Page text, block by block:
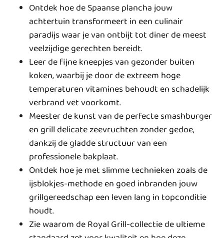
Ontdek hoe de Spaanse plancha jouw
achtertuin transformeert in een culinair
paradijs waar je van ontbijt tot diner de meest
veelzijdige gerechten bereidt.
Leer de fijne kneepjes van gezonder buiten
koken, waarbij je door de extreem hoge
temperaturen vitamines behoudt en schadelijk
verbrand vet voorkomt.
Meester de kunst van de perfecte smashburger
en grill delicate zeevruchten zonder gedoe,
dankzij de gladde structuur van een
professionele bakplaat.
Ontdek hoe je met slimme technieken zoals de
ijsblokjes-methode en goed inbranden jouw
grillgereedschap een leven lang in topconditie
houdt.
Zie waarom de Royal Grill-collectie de ultieme